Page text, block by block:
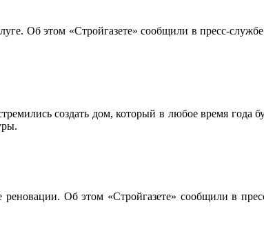
Об этом «Стройгазете» сообщили в пресс-службе
создать дом, который в любое время года
Об этом «Стройгазете» сообщили в